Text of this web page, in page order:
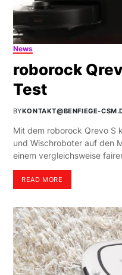
News
roborock
Test
BYKONTAKT@BENFIEGE-
Mit dem roborock Qrevo S
und Wischroboter auf den
einem vergleichsweise
READ MORE